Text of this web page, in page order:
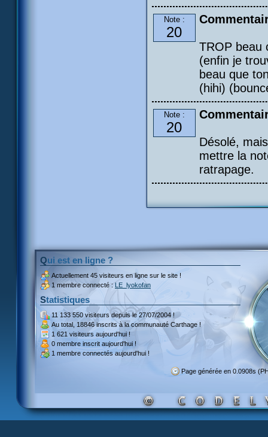
Note :
20
TROP beau
(enfin je
beau que
(hihi)
Note :
20
Désolé,
mettre la
ratrapage.
Qui est en ligne ?
Actuellement 45 visiteurs en ligne sur le site !
1 membre connecté : LE_lyokofan
Statistiques
11 133 550 visiteursdepuis le 27/07/2004 !
Au total, 18846 inscritsà la communauté Carthage !
1 621 visiteurs aujourd'hui !
0 membre inscrit aujourd'hui !
1 membre connectés aujourd'hui !
Page générée en 0.0908s